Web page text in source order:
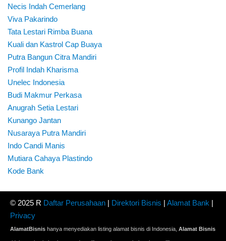
Necis Indah Cemerlang
Viva Pakarindo
Tata Lestari Rimba Buana
Kuali dan Kastrol Cap Buaya
Putra Bangun Citra Mandiri
Profil Indah Kharisma
Unelec Indonesia
Budi Makmur Perkasa
Anugrah Setia Lestari
Kunango Jantan
Nusaraya Putra Mandiri
Indo Candi Manis
Mutiara Cahaya Plastindo
Kode Bank
© 2025 R Daftar Perusahaan | Direktori Bisnis | Alamat Bank |
Privacy
AlamatBisnis hanya menyediakan listing alamat bisnis di Indonesia, Alamat Bisnis